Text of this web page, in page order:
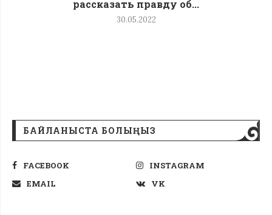
рассказать правду об...
30.05.2022
БАЙЛАНЫСТА БОЛЫҢЫЗ
FACEBOOK
INSTAGRAM
EMAIL
VK